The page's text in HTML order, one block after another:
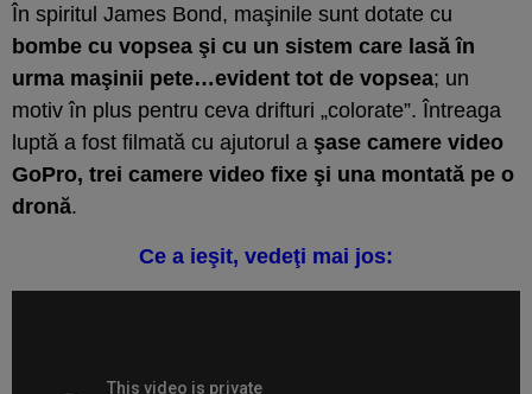
În spiritul James Bond, maşinile sunt dotate cu
bombe cu vopsea şi cu un sistem care lasă în
urma maşinii pete…evident tot de vopsea; un
motiv în plus pentru ceva drifturi „colorate”. Întreaga
luptă a fost filmată cu ajutorul a şase camere video
GoPro, trei camere video fixe şi una montată pe o
dronă.
Ce a ieşit, vedeţi mai jos: